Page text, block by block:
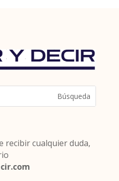
recibir cualquier duda,